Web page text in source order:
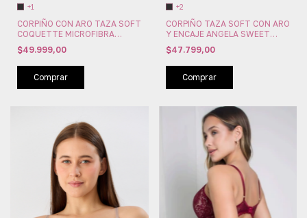
+1
CORPIÑO CON ARO TAZA SOFT
COQUETTE MICROFIBRA
SWEET VICTORIAN (SW109-
212)
$49.999,00
Comprar
+2
CORPIÑO TAZA SOFT CON ARO
Y ENCAJE ANGELA SWEET
LADY (SW209-94)
$47.799,00
Comprar